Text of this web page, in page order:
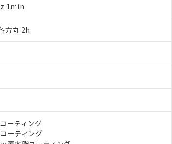
1min
方向 2h
ーティング
ーティング